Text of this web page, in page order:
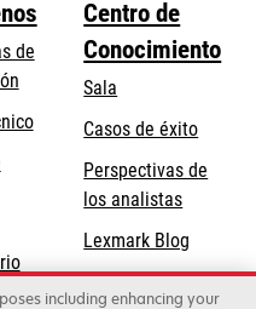
de
opens
Centro de
Conocimiento
Sala
Casos de éxito
Perspectivas de
los analistas
Lexmark Blog
including enhancing your